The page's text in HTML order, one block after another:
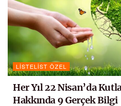
LISTELIST ÖZEL
Her Yıl 22 Nisan’da
Hakkında 9 Gerçek Bilgi